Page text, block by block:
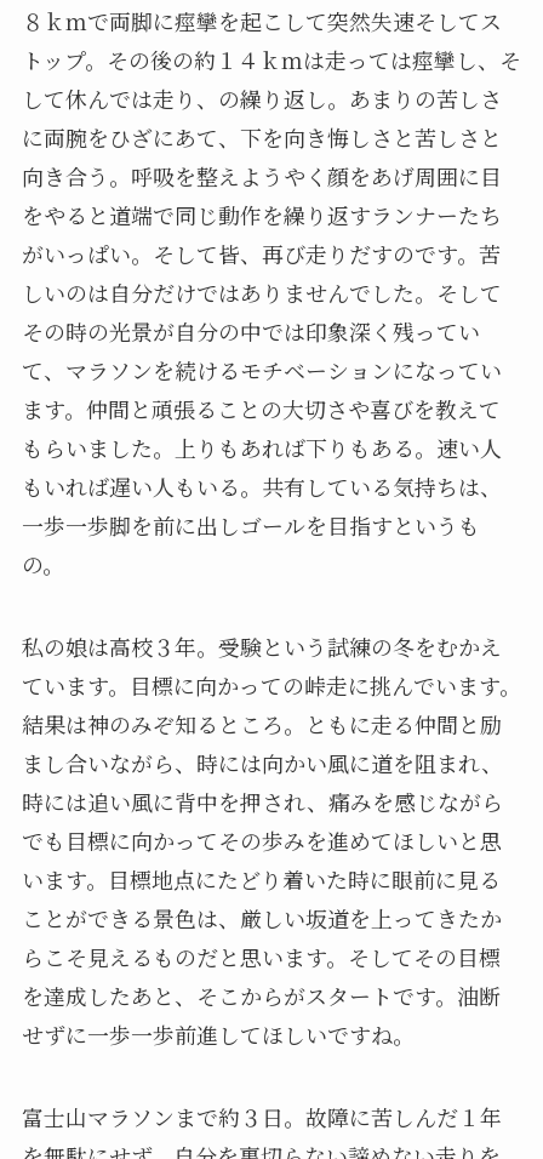
８ｋｍで両脚に痙攣を起こして突然失速そしてス
トップ。その後の約１４ｋｍは走っては痙攣し、そ
して休んでは走り、の繰り返し。あまりの苦しさ
に両腕をひざにあて、下を向き悔しさと苦しさと
向き合う。呼吸を整えようやく顔をあげ周囲に目
をやると道端で同じ動作を繰り返すランナーたち
がいっぱい。そして皆、再び走りだすのです。苦
しいのは自分だけではありませんでした。そして
その時の光景が自分の中では印象深く残ってい
て、マラソンを続けるモチベーションになってい
ます。仲間と頑張ることの大切さや喜びを教えて
もらいました。上りもあれば下りもある。速い人
もいれば遅い人もいる。共有している気持ちは、
一歩一歩脚を前に出しゴールを目指すというも
の。
私の娘は高校３年。受験という試練の冬をむかえ
ています。目標に向かっての峠走に挑んでいます。
結果は神のみぞ知るところ。ともに走る仲間と励
まし合いながら、時には向かい風に道を阻まれ、
時には追い風に背中を押され、痛みを感じながら
でも目標に向かってその歩みを進めてほしいと思
います。目標地点にたどり着いた時に眼前に見る
ことができる景色は、厳しい坂道を上ってきたか
らこそ見えるものだと思います。そしてその目標
を達成したあと、そこからがスタートです。油断
せずに一歩一歩前進してほしいですね。
富士山マラソンまで約３日。故障に苦しんだ１年